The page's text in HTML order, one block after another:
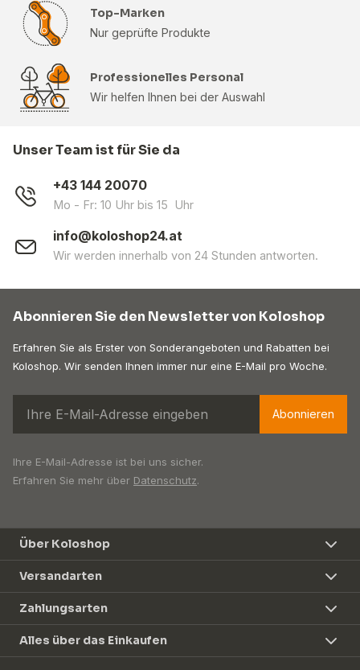
Top-Marken
Nur geprüfte Produkte
Professionelles Personal
Wir helfen Ihnen bei der Auswahl
Unser Team ist für Sie da
+43 144 20070
Mo - Fr: 10 Uhr bis 15 Uhr
info@koloshop24.at
Wir werden innerhalb von 24 Stunden antworten.
Abonnieren Sie den Newsletter von Koloshop
Erfahren Sie als Erster von Sonderangeboten und Rabatten bei
Koloshop. Wir senden Ihnen immer nur eine E-Mail pro Woche.
Abonnieren
Ihre E-Mail-Adresse ist bei uns sicher.
Erfahren Sie mehr über Datenschutz.
Über Koloshop
Versandarten
Zahlungsarten
Alles über das Einkaufen